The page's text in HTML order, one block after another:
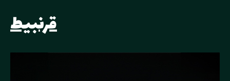
قرنبيط